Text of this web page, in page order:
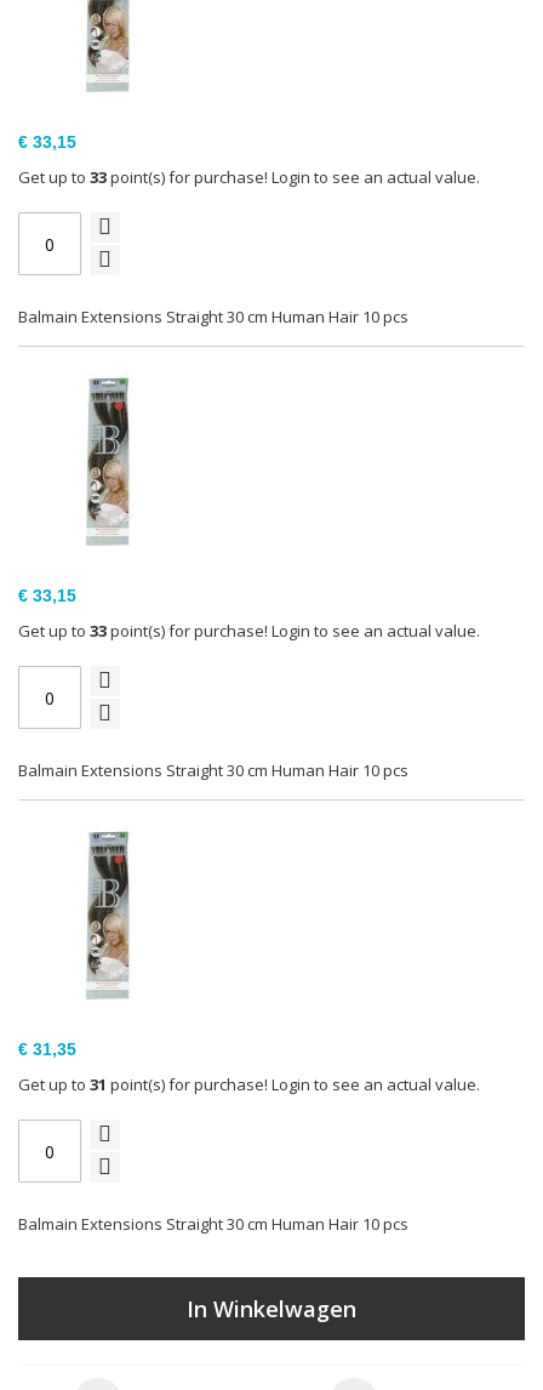
Balmain Extensions Straight 30 cm Human Hair 10 pcs
€ 33,15
Get up to 33point(s) for purchase! Login to see an actual value.
Balmain Extensions Straight 30 cm Human Hair 10 pcs
€ 33,15
Get up to 33point(s) for purchase! Login to see an actual value.
Balmain Extensions Straight 30 cm Human Hair 10 pcs
€ 31,35
Get up to 31 point(s) for purchase! Login to see an actual value.
In Winkelwagen